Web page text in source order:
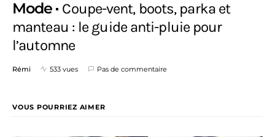
Mode
Coupe-vent, boots, parka et
manteau : le guide anti-pluie pour
l’automne
Rémi 533 vues Pas de commentaire
VOUS POURRIEZ AIMER